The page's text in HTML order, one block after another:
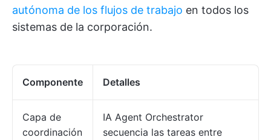
autónoma de los flujos de trabajo en todos los
sistemas de la corporación.
Componente Detalles
Capa de
coordinación
IA Agent Orchestrator
secuencia las tareas entre